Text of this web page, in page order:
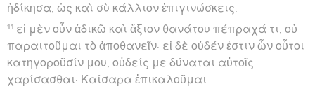
ἠδίκησα, ὡς καὶ σὺ κάλλιον ἐπιγινώσκεις.
11 εἰ μὲν οὖν ἀδικῶ καὶ ἄξιον θανάτου πέπραχά τι, οὐ
παραιτοῦμαι τὸ ἀποθανεῖν· εἰ δὲ οὐδέν ἐστιν ὧν οὗτοι
κατηγοροῦσίν μου, οὐδείς με δύναται αὐτοῖς
χαρίσασθαι· Καίσαρα ἐπικαλοῦμαι.